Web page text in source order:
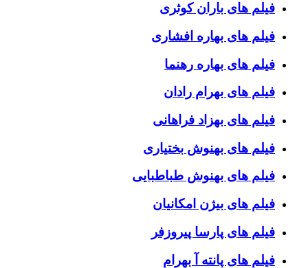
فیلم های باران کوثری
فیلم های بهاره افشاری
فیلم های بهاره رهنما
فیلم های بهرام رادان
فیلم های بهزاد فراهانی
فیلم های بهنوش بختیاری
فیلم های بهنوش طباطبایی
فیلم های بیژن امکانیان
فیلم های پارسا پیروزفر
فیلم های پانته آ بهرام